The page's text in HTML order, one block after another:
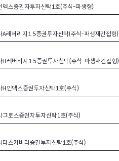
덱스증권자투자신탁1호(주식-파생형)
A레버리지1.5증권투자신탁(주식-파생재간접형)
H레버리지1.5증권투자신탁(주식-파생재간접형)
H인덱스증권투자신탁1호(주식)
그로스증권자투자신탁1호(주식)
디스커버리증권투자신탁1호(주식)